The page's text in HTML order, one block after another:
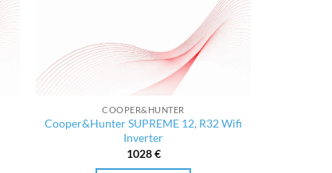
COOPER&HUNTER
Cooper&Hunter SUPREME 12, R32 Wifi
Inverter
1028€